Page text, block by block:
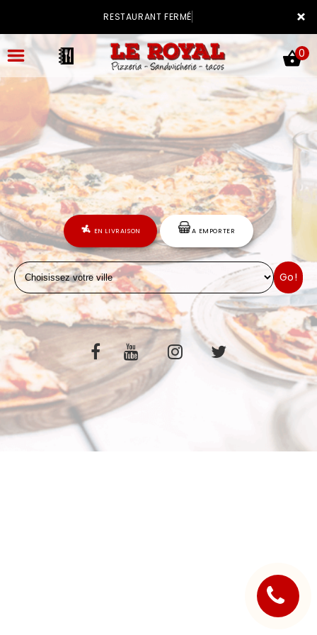
×
RESTAURANT FERMÉ
ACCUEIL
LA CARTE
VOTRE COMPTE
NOTRE RESTAURANT
VOS AVIS
MENTIONS LÉGALES
C.G.V
0
EN LIVRAISON A EMPORTER
Go!